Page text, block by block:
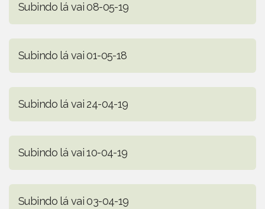
Subindo lá vai 08-05-19
Subindo lá vai 01-05-18
Subindo lá vai 24-04-19
Subindo lá vai 10-04-19
Subindo lá vai 03-04-19